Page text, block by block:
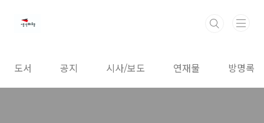
도서 공지 시사/보도 연재물 방명록